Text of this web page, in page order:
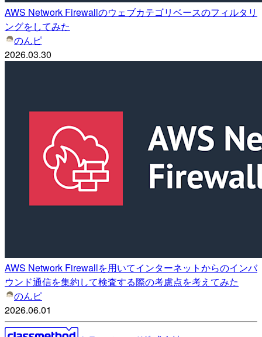
AWS Network Firewallのウェブカテゴリベースのフィルタリ
ングをしてみた
のんピ
2026.03.30
AWS Network Firewallを用いてインターネットからのインバ
ウンド通信を集約して検査する際の考慮点を考えてみた
のんピ
2026.06.01